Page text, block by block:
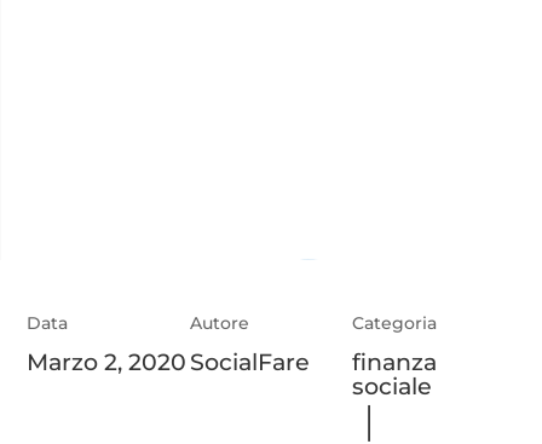
Data
Marzo 2, 2020
Autore
SocialFare
Categoria
finanza
sociale